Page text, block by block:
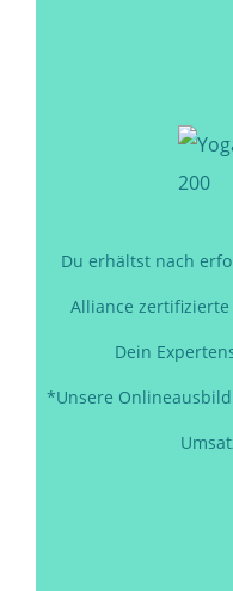
Du erhältst nach
Alliance
Dein
*Unsere